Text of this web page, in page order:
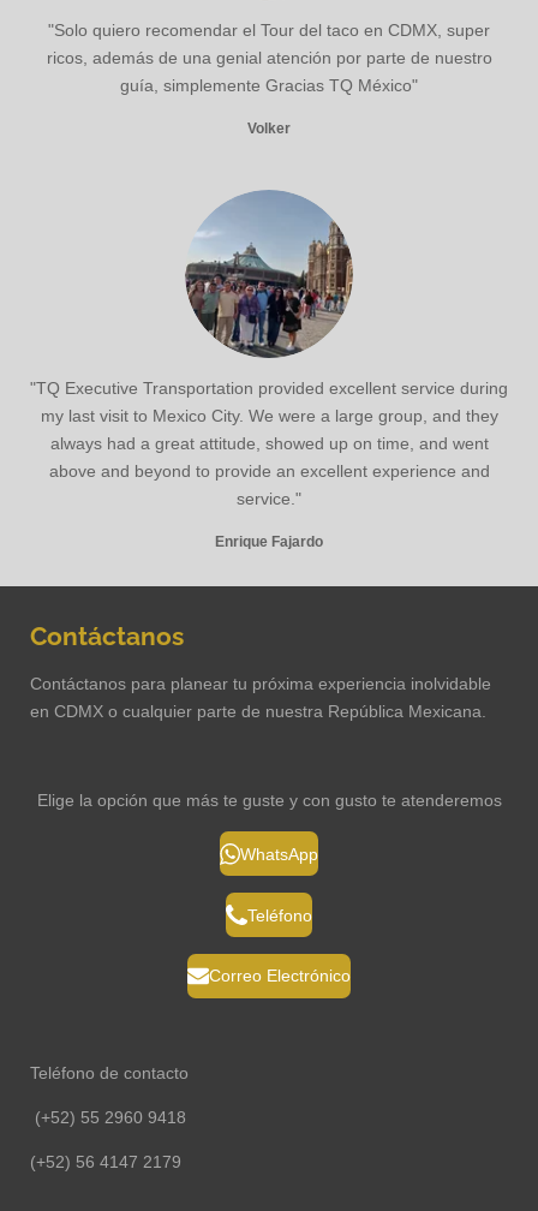
"Solo quiero recomendar el Tour del taco en CDMX, super
ricos, además de una genial atención por parte de nuestro
guía, simplemente Gracias TQ México"
Volker
"TQ Executive Transportation provided excellent service during
my last visit to Mexico City. We were a large group, and they
always had a great attitude, showed up on time, and went
above and beyond to provide an excellent experience and
service."
Enrique Fajardo
Contáctanos
Contáctanos para planear tu próxima experiencia inolvidable
en CDMX o cualquier parte de nuestra República Mexicana.
Elige la opción que más te guste y con gusto te atenderemos
WhatsApp
Teléfono
Correo Electrónico
Teléfono de contacto
(+52) 55 2960 9418
(+52) 56 4147 2179